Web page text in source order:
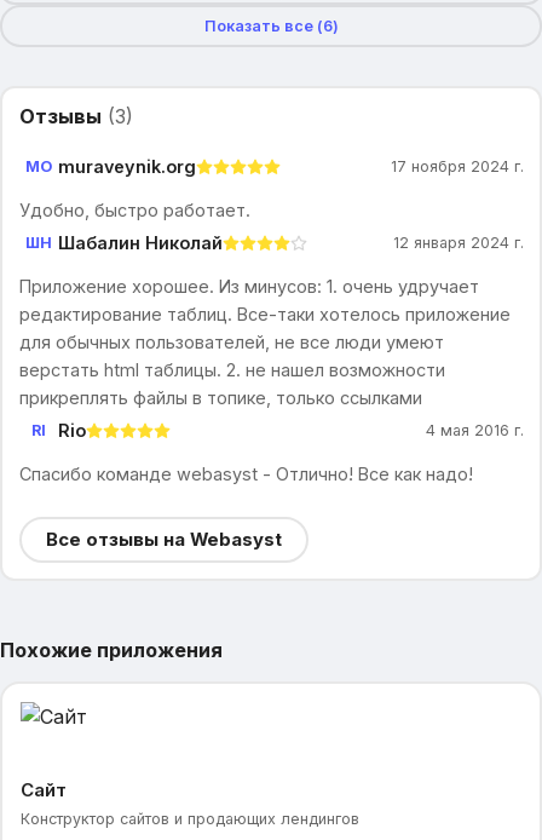
Показать все (6)
Отзывы (3)
MO muraveynik.org 17 ноября 2024 г.
Удобно, быстро работает.
ШН Шабалин Николай 12 января 2024 г.
Приложение хорошее. Из минусов: 1. очень удручает
редактирование таблиц. Все-таки хотелось приложение
для обычных пользователей, не все люди умеют
верстать html таблицы. 2. не нашел возможности
прикреплять файлы в топике, только ссылками
RI Rio 4 мая 2016 г.
Спасибо команде webasyst - Отлично! Все как надо!
Все отзывы на Webasyst
Похожие приложения
Сайт
Конструктор сайтов и продающих лендингов